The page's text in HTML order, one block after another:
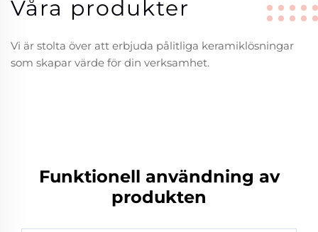
Våra produkter
Vi är stolta över att erbjuda pålitliga keramiklösningar
som skapar värde för din verksamhet.
Funktionell användning av
produkten